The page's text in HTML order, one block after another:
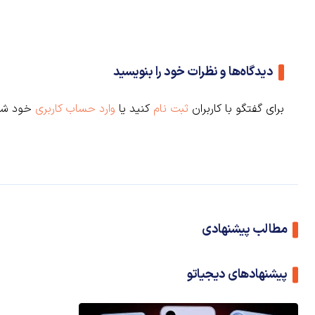
دیدگاه‌ها و نظرات خود را بنویسید
برای گفتگو با کاربران ثبت نام کنید یا وارد حساب کاربری خود
مطالب پیشنهادی
پیشنهادهای دیجیاتو